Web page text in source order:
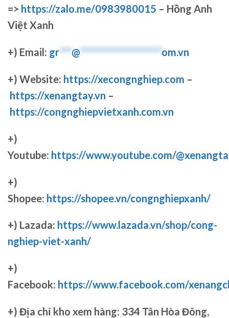
=> https://zalo.me/0983980015 – Hồng Anh
Việt Xanh
+) Email: gr***@********************om.vn
+) Website: https://xecongnghiep.com –
https://xenangtay.vn –
https://congnghiepvietxanh.com.vn
+)
Youtube: https://www.youtube.com/
+)
Shopee: https://shopee.vn/congnghiepxanh/
+) Lazada: https://www.lazada.vn/shop/cong-
nghiep-viet-xanh/
+)
Facebook: https://www.facebook.com/
+) Địa chỉ kho xem hàng: 334 Tân Hòa Đông,